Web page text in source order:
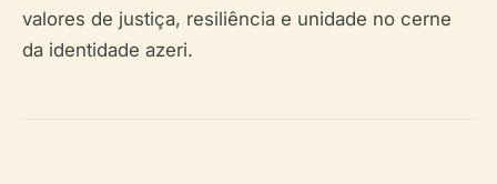
valores de justiça, resiliência e unidade no cerne
da identidade azeri.